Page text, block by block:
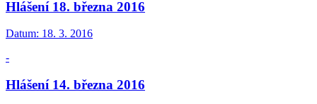
Hlášení 18. března 2016
Datum: 18. 3. 2016
-
Hlášení 14. března 2016